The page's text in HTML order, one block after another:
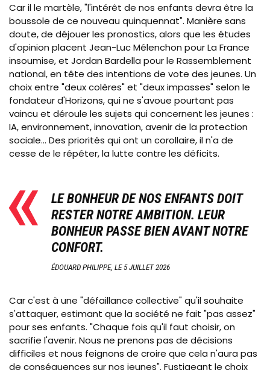
Car il le martèle, "l'intérêt de nos enfants devra être la
boussole de ce nouveau quinquennat". Manière sans
doute, de déjouer les pronostics, alors que les études
d'opinion placent Jean-Luc Mélenchon pour La France
insoumise, et Jordan Bardella pour le Rassemblement
national, en tête des intentions de vote des jeunes. Un
choix entre "deux colères" et "deux impasses" selon le
fondateur d'Horizons, qui ne s'avoue pourtant pas
vaincu et déroule les sujets qui concernent les jeunes :
IA, environnement, innovation, avenir de la protection
sociale... Des priorités qui ont un corollaire, il n'a de
cesse de le répéter, la lutte contre les déficits.
LE BONHEUR DE NOS ENFANTS DOIT
RESTER NOTRE AMBITION. LEUR
BONHEUR PASSE BIEN AVANT NOTRE
CONFORT.
ÉDOUARD PHILIPPE, LE 5 JUILLET 2026
Car c'est à une "défaillance collective" qu'il souhaite
s'attaquer, estimant que la société ne fait "pas assez"
pour ses enfants. "Chaque fois qu'il faut choisir, on
sacrifie l'avenir. Nous ne prenons pas de décisions
difficiles et nous feignons de croire que cela n'aura pas
de conséquences sur nos jeunes". Fustigeant le choix